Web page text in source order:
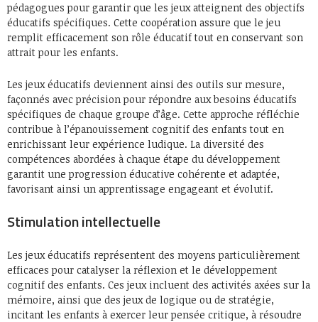
pédagogues pour garantir que les jeux atteignent des objectifs
éducatifs spécifiques. Cette coopération assure que le jeu
remplit efficacement son rôle éducatif tout en conservant son
attrait pour les enfants.
Les jeux éducatifs deviennent ainsi des outils sur mesure,
façonnés avec précision pour répondre aux besoins éducatifs
spécifiques de chaque groupe d’âge. Cette approche réfléchie
contribue à l’épanouissement cognitif des enfants tout en
enrichissant leur expérience ludique. La diversité des
compétences abordées à chaque étape du développement
garantit une progression éducative cohérente et adaptée,
favorisant ainsi un apprentissage engageant et évolutif.
Stimulation intellectuelle
Les jeux éducatifs représentent des moyens particulièrement
efficaces pour catalyser la réflexion et le développement
cognitif des enfants. Ces jeux incluent des activités axées sur la
mémoire, ainsi que des jeux de logique ou de stratégie,
incitant les enfants à exercer leur pensée critique, à résoudre